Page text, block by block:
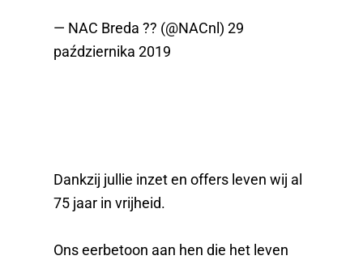
— NAC Breda ?? (@NACnl) 29
października 2019
Dankzij jullie inzet en offers leven wij al
75 jaar in vrijheid.
Ons eerbetoon aan hen die het leven